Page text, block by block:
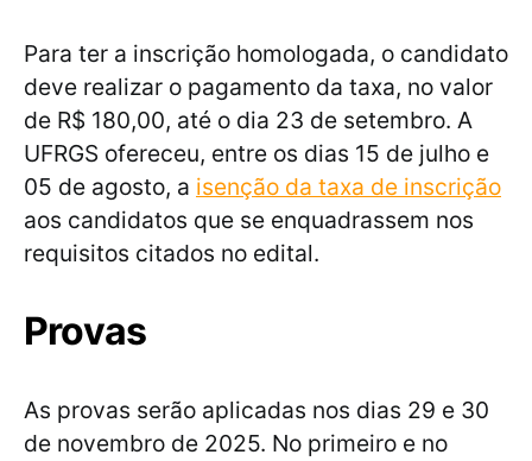
Para ter a inscrição homologada, o candidato
deve realizar o pagamento da taxa, no valor
de R$ 180,00, até o dia 23 de setembro. A
UFRGS ofereceu, entre os dias 15 de julho e
05 de agosto, a isenção da taxa de inscrição
aos candidatos que se enquadrassem nos
requisitos citados no edital.
Provas
As provas serão aplicadas nos dias 29 e 30
de novembro de 2025. No primeiro e no